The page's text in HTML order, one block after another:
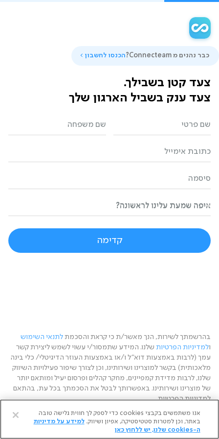
כבר נהנים מ Connecteam? הכנסו לחשבון
צעד קטן בשבילך.
צעד ענק בשביל הארגון שלך
שם פרטי שם משפחה
כתובת אימייל
סיסמה
איפה שמעת עלינו לראשונה?
קדימה
בהרשמתך לשירות, הנך מאשר/ת כי קראת והסכמת לתנאי השימוש
ולמדיניות הפרטיות שלנו. המידע שתמסור/י עשוי לשמש ליצירת קשר
עמך (לרבות באמצעות דוא"ל ו/או באמצעות העוזר הדיגיטלי/ כלי בינה
מלאכותית) בקשר למוצרינו ושירותינו, וכן לצורך שיפור פעילויות השיווק
שלנו, לרבות מדידת קמפיינים, מחקר קהלים ופרסום יעיל ומותאם יותר
של מוצרינו ושירותינו. באפשרותך לבטל את הסכמתך בכל עת, בהתאם
למדיניות הפרטיות.
אנו משתמשים בקבצי cookies כדי לספק לך חווית גלישה טובה
באתר, וכן למטרות סטטיסטיקה, אפיון ושיווק.למידע על מדיניות
ה-cookies שלנו, יש ללחוץ כאן